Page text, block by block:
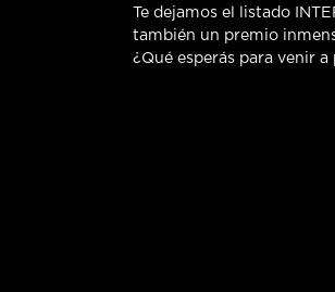
Te dejamos el listado
también un premio
¿Qué esperás para venir